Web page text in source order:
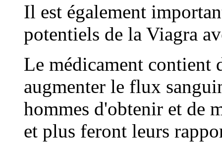
Il est également
potentiels de la Viagra
Le médicament contient
augmenter le flux
hommes d'obtenir et de
et plus feront leurs